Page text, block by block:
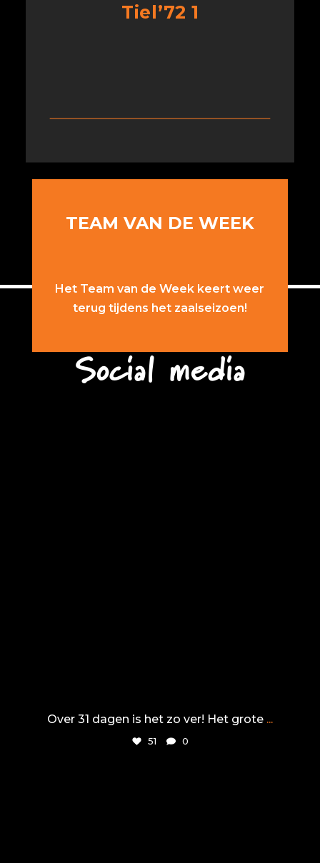
Tiel’72 1
TEAM VAN DE WEEK
Het Team van de Week keert weer
terug tijdens het zaalseizoen!
Social media
Over 31 dagen is het zo ver! Het grote ...
51 0